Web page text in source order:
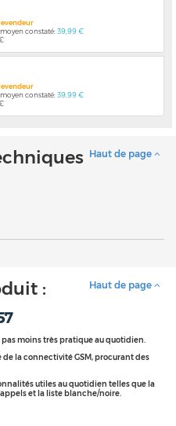
constaté:39,99 €
constaté:39,99 €
Haut de page
Haut de page
:
moins très pratique au quotidien.
de la connectivité GSM, procurant des
utiles au quotidien telles que la
et la liste blanche/noire.